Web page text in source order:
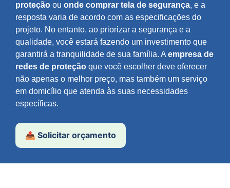
proteção ou onde comprar tela de segurança, e a
resposta varia de acordo com as especificações do
projeto. No entanto, ao priorizar a segurança e a
qualidade, você estará fazendo um investimento que
garantirá a tranquilidade de sua família. A empresa de
redes de proteção que você escolher deve oferecer
não apenas o melhor preço, mas também um serviço
em domicílio que atenda às suas necessidades
específicas.
📤 Solicitar orçamento